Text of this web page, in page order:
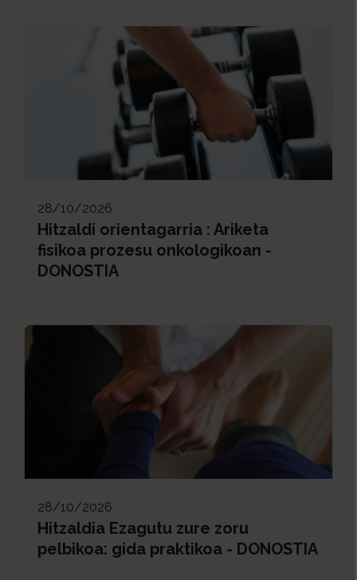
28/10/2026
Hitzaldi orientagarria : Ariketa
fisikoa prozesu onkologikoan -
DONOSTIA
28/10/2026
Hitzaldia Ezagutu zure zoru
pelbikoa: gida praktikoa - DONOSTIA